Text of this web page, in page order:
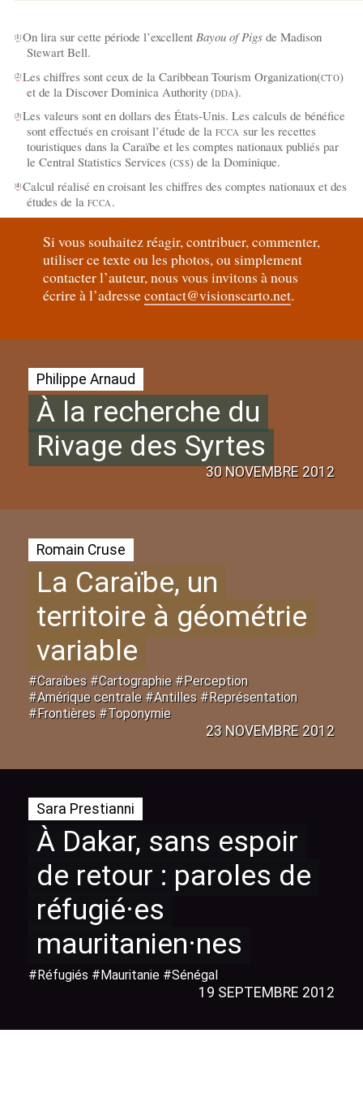
[1 ] On lira sur cette période l’excellent Bayou of Pigsde Madison
Stewart Bell.
[2] Les chiffres sont ceux de la Caribbean Tourism Organization(CTO)
et de la Discover Dominica Authority (DDA).
[3] Les valeurs sont en dollars des États-Unis. Les calculs de bénéfice
sont effectués en croisant l’étude de la FCCA sur les recettes
touristiques dans la Caraïbe et les comptes nationaux publiés par
le Central Statistics Services (CSS) de la Dominique.
[4] Calcul réalisé en croisant les chiffres des comptes nationaux et des
études de la FCCA .
Si vous souhaitez réagir, contribuer, commenter,
utiliser ce texte ou les photos, ou simplement
contacter l’auteur, nous vous invitons à nous
écrire à l’adressecontact@visionscarto.net.
Philippe Arnaud
À la recherche du
Rivage des Syrtes
30 NOVEMBRE 2012
Romain Cruse
La Caraïbe, un
territoire à géométrie
variable
#Caraïbes #Cartographie #Perception
#Amérique centrale #Antilles #Représentation
#Frontières #Toponymie
23 NOVEMBRE 2012
Sara Prestianni
À Dakar, sans espoir
de retour : paroles de
réfugié·es
mauritanien·nes
#Réfugiés #Mauritanie #Sénégal
19 SEPTEMBRE 2012